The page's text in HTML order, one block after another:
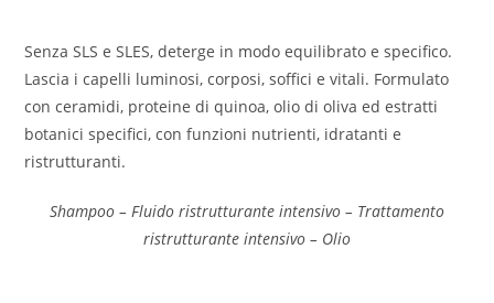
Senza SLS e SLES, deterge in modo equilibrato e specifico.
Lascia i capelli luminosi, corposi, soffici e vitali. Formulato
con ceramidi, proteine di quinoa, olio di oliva ed estratti
botanici specifici, con funzioni nutrienti, idratanti e
ristrutturanti.
Shampoo – Fluido ristrutturante intensivo – Trattamento
ristrutturante intensivo – Olio